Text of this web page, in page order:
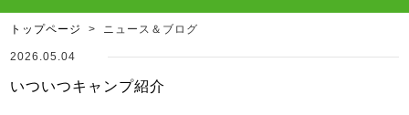
トップページ ニュース＆ブログ
2026.05.04
いついつキャンプ紹介